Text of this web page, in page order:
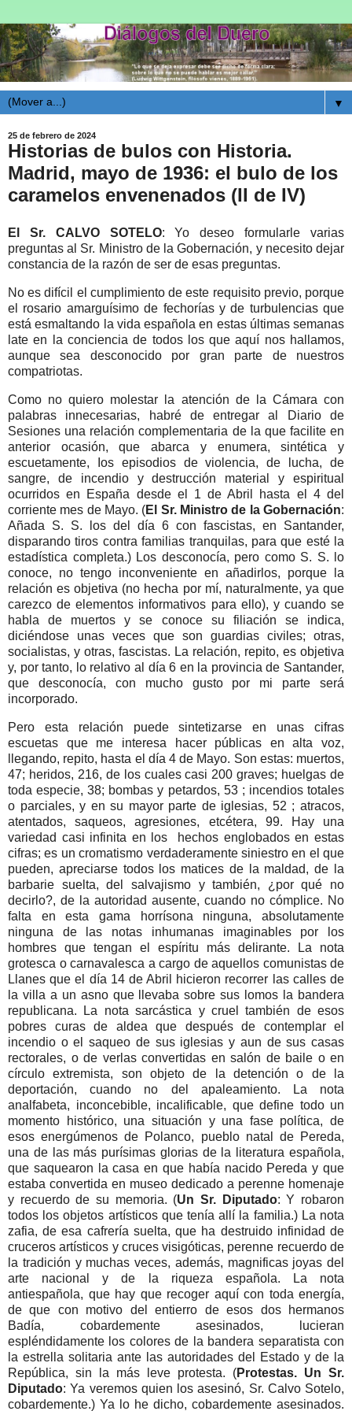
▼
25 de febrero de 2024
Historias de bulos con Historia.
Madrid, mayo de 1936: el bulo de los
caramelos envenenados (II de IV)
El Sr. CALVO SOTELO: Yo deseo formularle varias
preguntas al Sr. Ministro de la Gobernación, y necesito dejar
constancia de la razón de ser de esas preguntas.
No es difícil el cumplimiento de este requisito previo, porque
el rosario amarguísimo de fechorías y de turbulencias que
está esmaltando la vida española en estas últimas semanas
late en la conciencia de todos los que aquí nos hallamos,
aunque sea desconocido por gran parte de nuestros
compatriotas.
Como no quiero molestar la atención de la Cámara con
palabras innecesarias, habré de entregar al Diario de
Sesiones una relación complementaria de la que facilite en
anterior ocasión, que abarca y enumera, sintética y
escuetamente, Ios episodios de violencia, de lucha, de
sangre, de incendio y destrucción material y espiritual
ocurridos en España desde el 1 de Abril hasta el 4 del
corriente mes de Mayo. (El Sr. Ministro de la Gobernación:
Añada S. S. los del día 6 con fascistas, en Santander,
disparando tiros contra familias tranquilas, para que esté la
estadística completa.) Los desconocía, pero como S. S. lo
conoce, no tengo inconveniente en añadirlos, porque la
relación es objetiva (no hecha por mí, naturalmente, ya que
carezco de elementos informativos para ello), y cuando se
habla de muertos y se conoce su filiación se indica,
diciéndose unas veces que son guardias civiles; otras,
socialistas, y otras, fascistas. La relación, repito, es objetiva
y, por tanto, lo relativo al día 6 en la provincia de Santander,
que desconocía, con mucho gusto por mi parte será
incorporado.
Pero esta relación puede sintetizarse en unas cifras
escuetas que me interesa hacer públicas en alta voz,
llegando, repito, hasta el día 4 de Mayo. Son estas: muertos,
47; heridos, 216, de los cuales casi 200 graves; huelgas de
toda especie, 38; bombas y petardos, 53 ; incendios totales
o parciales, y en su mayor parte de iglesias, 52 ; atracos,
atentados, saqueos, agresiones, etcétera, 99. Hay una
variedad casi infinita en los
hechos englobados en estas
cifras; es un cromatismo verdaderamente siniestro en el que
pueden, apreciarse todos los matices de la maldad, de la
barbarie suelta, del salvajismo y también, ¿por qué no
decirlo?, de la autoridad ausente, cuando no cómplice. No
falta en esta gama horrísona ninguna, absolutamente
ninguna de las notas inhumanas imaginables por los
hombres que tengan el espíritu más delirante. La nota
grotesca o carnavalesca a cargo de aquellos comunistas de
Llanes que el día 14 de Abril hicieron recorrer las calles de
la villa a un asno que llevaba sobre sus lomos la bandera
republicana. La nota sarcástica y cruel también de esos
pobres curas de aldea que después de contemplar el
incendio o el saqueo de sus iglesias y aun de sus casas
rectorales, o de verlas convertidas en salón de baile o en
círculo extremista, son objeto de la detención o de la
deportación, cuando no del apaleamiento. La nota
analfabeta, inconcebible, incalificable, que define todo un
momento histórico, una situación y una fase política, de
esos energúmenos de Polanco, pueblo natal de Pereda,
una de las más purísimas glorias de la literatura española,
que saquearon la casa en que había nacido Pereda y que
estaba convertida en museo dedicado a perenne homenaje
y recuerdo de su memoria. (Un Sr. Diputado: Y robaron
todos los objetos artísticos que tenía allí la familia.) La nota
zafia, de esa cafrería suelta, que ha destruido infinidad de
cruceros artísticos y cruces visigóticas, perenne recuerdo de
la tradición y muchas veces, además, magnificas joyas del
arte nacional y de la riqueza española. La nota
antiespañola, que hay que recoger aquí con toda energía,
de que con motivo del entierro de esos dos hermanos
Badía, cobardemente asesinados, lucieran
espléndidamente los colores de la bandera separatista con
la estrella solitaria ante las autoridades del Estado y de la
República, sin la más leve protesta. (Protestas. Un Sr.
Diputado: Ya veremos quien los asesinó, Sr. Calvo Sotelo,
cobardemente.) Ya lo he dicho, cobardemente asesinados.